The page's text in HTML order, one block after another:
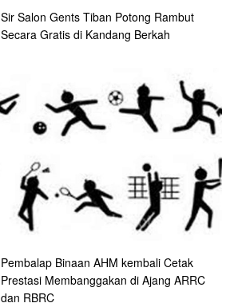
Sir Salon Gents Tiban Potong Rambut
Secara Gratis di Kandang Berkah
Pembalap Binaan AHM kembali Cetak
Prestasi Membanggakan di Ajang ARRC
dan RBRC